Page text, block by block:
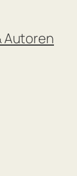
Autoren